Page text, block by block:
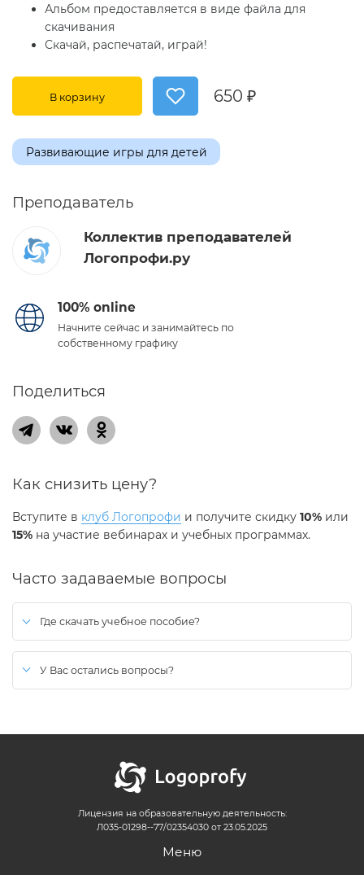
Альбом предоставляется в виде файла для
скачивания
Скачай, распечатай, играй!
В корзину 650 ₽
Развивающие игры для детей
Преподаватель
Коллектив преподавателей
Логопрофи.ру
100% online
Начните сейчас и занимайтесь по
собственному графику
Поделиться
Как снизить цену?
Вступите в клуб Логопрофи и получите скидку 10% или
15% на участие вебинарах и учебных программах.
Часто задаваемые вопросы
Где скачать учебное пособие?
У Вас остались вопросы?
Лицензия на образовательную деятельность:
Л035-01298--77/02354030 от 23.05.2025
Меню